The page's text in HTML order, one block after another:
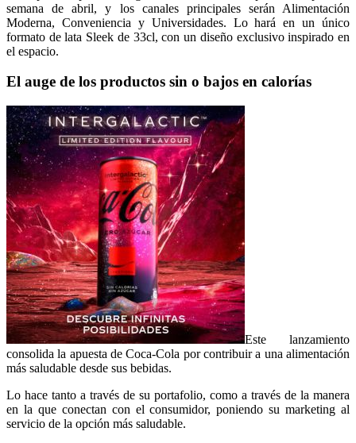
semana de abril, y los canales principales serán Alimentación
Moderna, Conveniencia y Universidades. Lo hará en un único
formato de lata Sleek de 33cl, con un diseño exclusivo inspirado en
el espacio.
El auge de los productos sin o bajos en calorías
Este lanzamiento
consolida la apuesta de Coca-Cola por contribuir a una alimentación
más saludable desde sus bebidas.
Lo hace tanto a través de su portafolio, como a través de la manera
en la que conectan con el consumidor, poniendo su marketing al
servicio de la opción más saludable.